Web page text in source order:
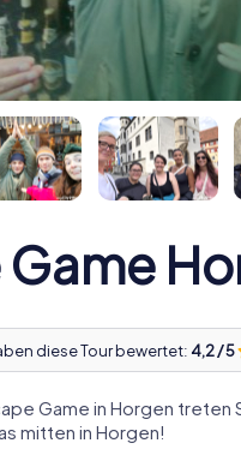
diese Tour bewertet: 4,2 / 5
Game in Horgen treten
mitten in Horgen!